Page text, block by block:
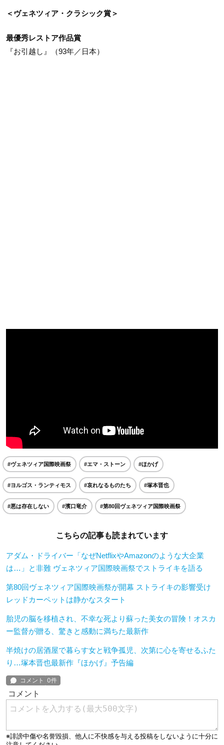
＜ヴェネツィア・クラシック賞＞
最優秀レストア作品賞
『お引越し』（93年／日本）
#ヴェネツィア国際映画祭 #エマ・ストーン #ほかげ
#ヨルゴス・ランティモス #哀れなるものたち #塚本晋也
#悪は存在しない #濱口竜介 #第80回ヴェネツィア国際映画祭
こちらの記事も読まれています
アダム・ドライバー「なぜNetflixやAmazonのような大企業
は…」と非難 ヴェネツィア国際映画祭でストライキを語る
第80回ヴェネツィア国際映画祭が開幕 ストライキの影響受け
レッドカーペットは静かなスタート
胎児の脳を移植され、不幸な死より蘇った美女の冒険！オスカ
ー監督が贈る、驚きと感動に満ちた最新作
半焼けの居酒屋で暮らす女と戦争孤児、次第に心を寄せるふた
り…塚本晋也最新作『ほかげ』予告編